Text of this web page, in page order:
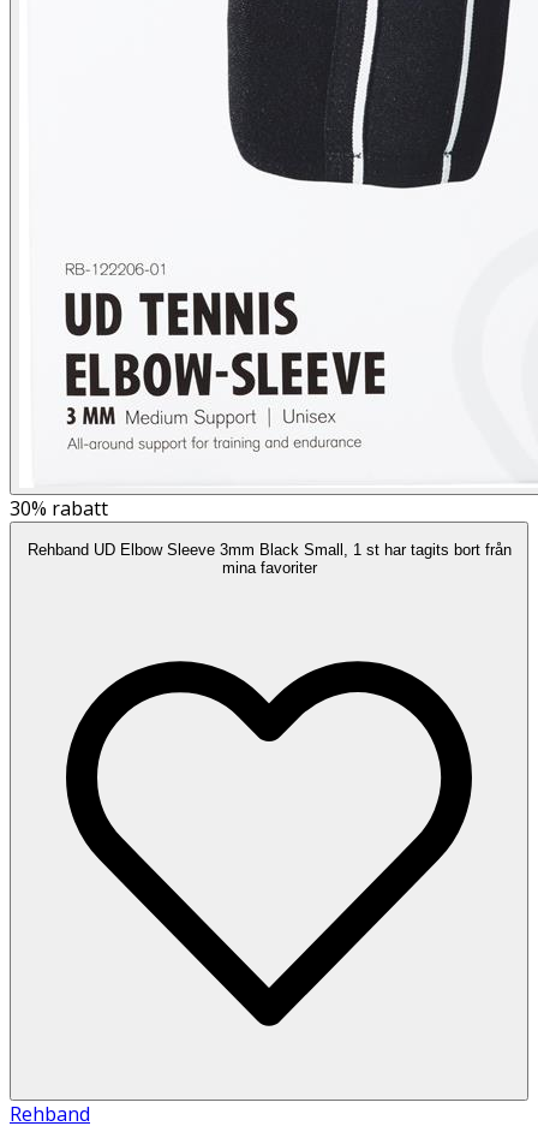
30% rabatt
Rehband UD Elbow Sleeve 3mm Black Small, 1 st har tagits bort från
mina favoriter
Rehband